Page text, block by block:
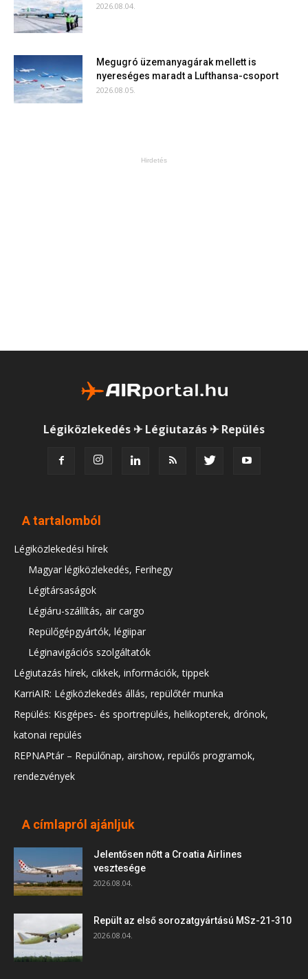
2026.08.04.
Megugró üzemanyagárak mellett is
nyereséges maradt a Lufthansa-csoport
2026.08.05.
Hirdetés
Légiközlekedés ✈ Légiutazás ✈ Repülés
A tartalomból
Légiközlekedési hírek
Magyar légiközlekedés, Ferihegy
Légitársaságok
Légiáru-szállítás, air cargo
Repülőgépgyártók, légiipar
Léginavigációs szolgáltatók
Légiutazás hírek, cikkek, információk, tippek
KarriAIR: Légiközlekedés állás, repülőtér munka
Repülés: Kisgépes- és sportrepülés, helikopterek, drónok,
katonai repülés
REPNAPtár – Repülőnap, airshow, repülős programok,
rendezvények
A címlapról ajánljuk
Jelentősen nőtt a Croatia Airlines
vesztesége
2026.08.04.
Repült az első sorozatgyártású MSz-21-310
2026.08.04.